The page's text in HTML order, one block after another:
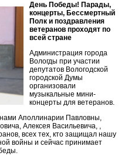
День Победы! Парады,
концерты, Бессмертный
Полк и поздравления
ветеранов проходят по
всей стране
Администрация города
Вологды при участии
депутатов Вологодской
городской Думы
организовали
музыкальные мини-
концерты для ветеранов.
Аполлинарии Павловны,
Алексея Васильевича, ,
всех тех, кто защищал нашу
войны и сейчас принимает